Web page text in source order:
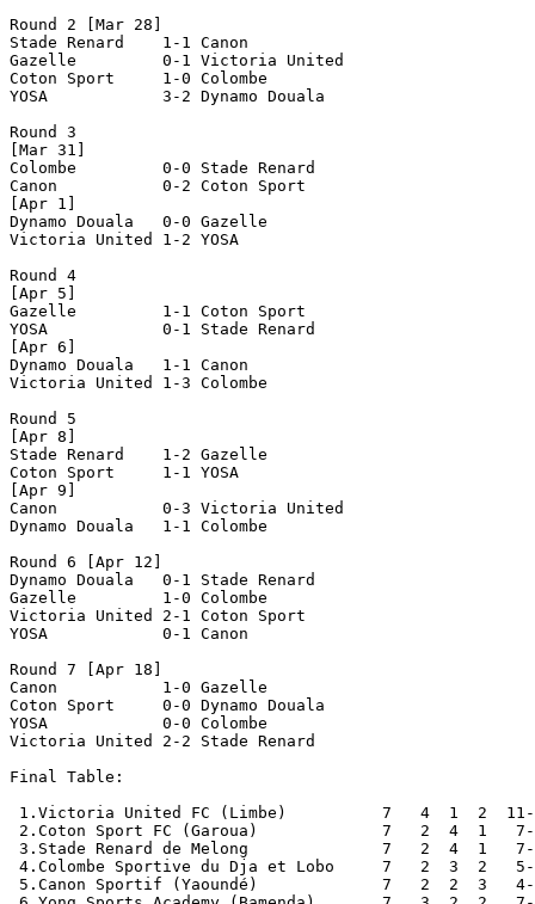
Round 2 [Mar 28]
Stade Renard    1-1 Canon
Gazelle         0-1 Victoria United
Coton Sport     1-0 Colombe
YOSA            3-2 Dynamo Douala
Round 3
[Mar 31]
Colombe         0-0 Stade Renard
Canon           0-2 Coton Sport
[Apr 1]
Dynamo Douala   0-0 Gazelle
Victoria United 1-2 YOSA
Round 4
[Apr 5]
Gazelle         1-1 Coton Sport
YOSA            0-1 Stade Renard
[Apr 6]
Dynamo Douala   1-1 Canon
Victoria United 1-3 Colombe
Round 5
[Apr 8]
Stade Renard    1-2 Gazelle
Coton Sport     1-1 YOSA
[Apr 9]
Canon           0-3 Victoria United
Dynamo Douala   1-1 Colombe
Round 6 [Apr 12]
Dynamo Douala   0-1 Stade Renard
Gazelle         1-0 Colombe
Victoria United 2-1 Coton Sport
YOSA            0-1 Canon
Round 7 [Apr 18]
Canon           1-0 Gazelle
Coton Sport     0-0 Dynamo Douala
YOSA            0-0 Colombe
Victoria United 2-2 Stade Renard
Final Table:
1.Victoria United FC (Limbe)          7   4  1  2
2.Coton Sport FC (Garoua)             7   2  4  1
3.Stade Renard de Melong              7   2  4  1
4.Colombe Sportive du Dja et Lobo     7   2  3  2
5.Canon Sportif (Yaoundé)             7   2  2  3